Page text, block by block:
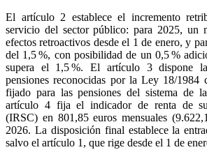
El artículo 2 establece el incremento
servicio del sector público: para 2025, un
efectos retroactivos desde el 1 de enero, y
del 1,5 %, con posibilidad de un 0,5 %
supera el 1,5 %. El artículo 3 dispone
pensiones reconocidas por la Ley 18/1984
fijado para las pensiones del sistema de
artículo 4 fija el indicador de renta de
(IRSC) en 801,85 euros mensuales
2026. La disposición final establece la
salvo el artículo 1, que rige desde el 1 de